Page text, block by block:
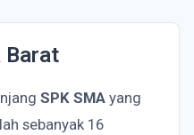
Barat
SPK SMA yang
sebanyak 16